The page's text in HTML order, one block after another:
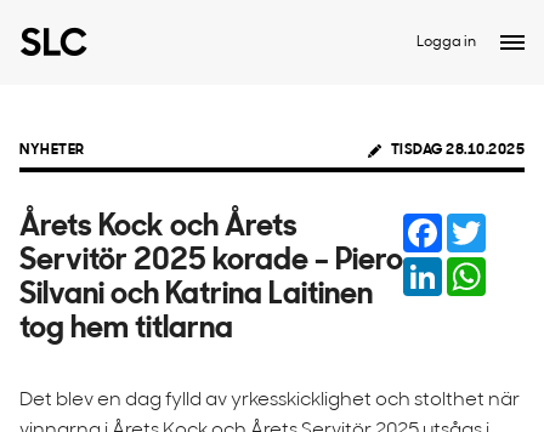
Logga in
NYHETER TISDAG 28.10.2025
Årets Kock och Årets
Servitör 2025 korade – Piero
Silvani och Katrina Laitinen
tog hem titlarna
Facebook
LinkedIn
Det blev en dag fylld av yrkesskicklighet och stolthet när